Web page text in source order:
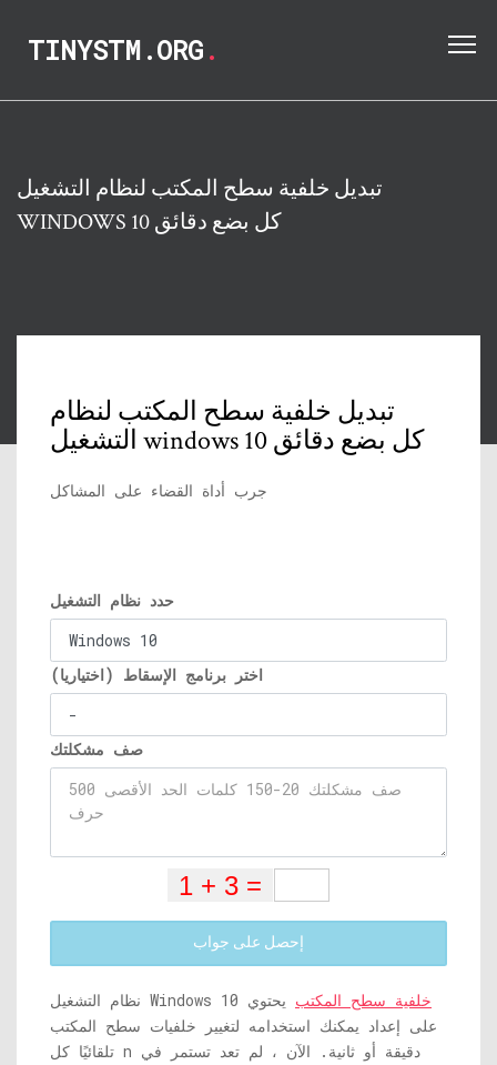
TINYSTM.ORG.
تبديل خلفية سطح المكتب لنظام التشغيل
WINDOWS 10 كل بضع دقائق
تبديل خلفية سطح المكتب لنظام
التشغيل windows 10 كل بضع دقائق
جرب أداة القضاء على المشاكل
حدد نظام التشغيل
اختر برنامج الإسقاط (اختياريا)
صف مشكلتك
إحصل على جواب
نظام التشغيل Windows 10 خلفية سطح المكتب يحتوي
على إعداد يمكنك استخدامه لتغيير خلفيات سطح المكتب
تلقائيًا كل n دقيقة أو ثانية. الآن ، لم تعد تستمر في